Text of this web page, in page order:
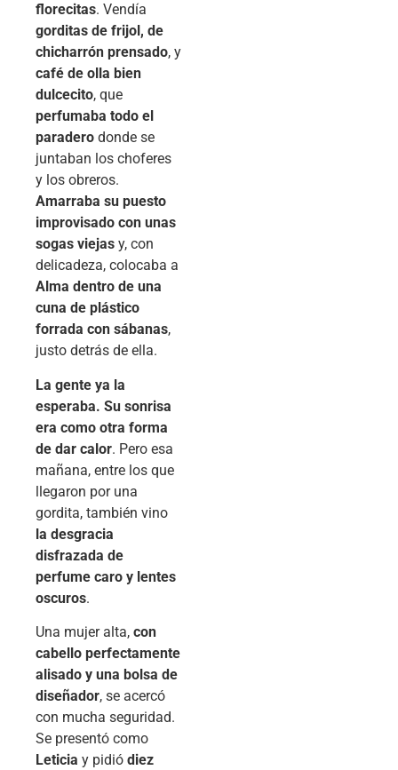
florecitas. Vendía
gorditas de frijol, de
chicharrón prensado, y
café de olla bien
dulcecito, que
perfumaba todo el
paradero donde se
juntaban los choferes
y los obreros.
Amarraba su puesto
improvisado con unas
sogas viejas y, con
delicadeza, colocaba a
Alma dentro de una
cuna de plástico
forrada con sábanas,
justo detrás de ella.
La gente ya la
esperaba. Su sonrisa
era como otra forma
de dar calor. Pero esa
mañana, entre los que
llegaron por una
gordita, también vino
la desgracia
disfrazada de
perfume caro y lentes
oscuros.
Una mujer alta, con
cabello perfectamente
alisado y una bolsa de
diseñador, se acercó
con mucha seguridad.
Se presentó como
Leticia y pidió diez